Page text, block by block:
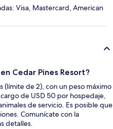
Visa, Mastercard, American
Cedar Pines Resort?
(límite de 2), con un peso máximo
de USD 50 por hospedaje,
de servicio. Es posible que
Comunícate con la
detalles.